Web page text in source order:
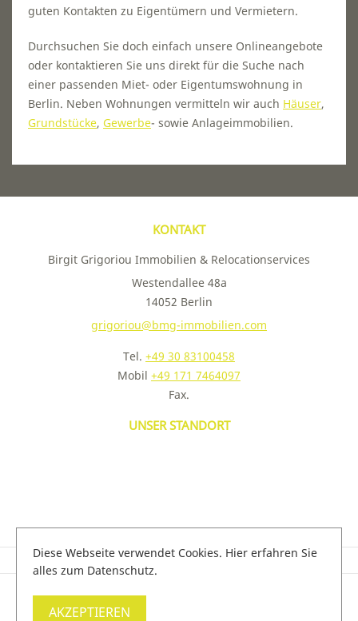
guten Kontakten zu Eigentümern und Vermietern.
Durchsuchen Sie doch einfach unsere Onlineangebote
oder kontaktieren Sie uns direkt für die Suche nach
einer passenden Miet- oder Eigentumswohnung in
Berlin. Neben Wohnungen vermitteln wir auch Häuser,
Grundstücke, Gewerbe- sowie Anlageimmobilien.
KONTAKT
Birgit Grigoriou Immobilien & Relocationservices
Westendallee 48a
14052 Berlin
grigoriou@bmg-immobilien.com
Tel. +49 30 83100458
Mobil +49 171 7464097
Fax.
UNSER STANDORT
Kontakt Impressum Datenschutz
BIRGIT GRIGORIOU IMMOBILIEN & RELOCATIONSERVICES - COPYRIGHT 2026
IMMOBILIENSOFTWARE & WEBDESIGN POWERED BY
Diese Webseite verwendet Cookies. Hier erfahren Sie
alles zum Datenschutz.
AKZEPTIEREN